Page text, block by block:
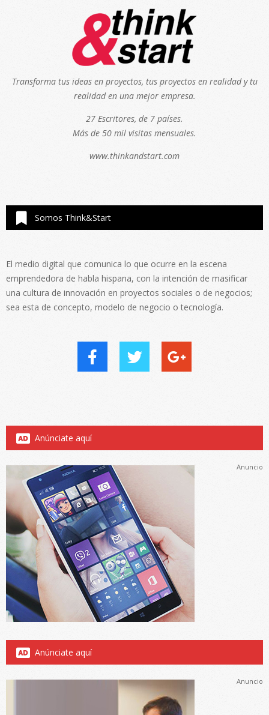
Transforma tus ideas en proyectos, tus proyectos en realidad y tu
realidad en una mejor empresa.
27 Escritores, de 7 países.
Más de 50 mil visitas mensuales.
www.thinkandstart.com
Somos Think&Start
El medio digital que comunica lo que ocurre en la escena
emprendedora de habla hispana, con la intención de masificar
una cultura de innovación en proyectos sociales o de negocios;
sea esta de concepto, modelo de negocio o tecnología.
Anúnciate aquí
Anuncio
Anúnciate aquí
Anuncio